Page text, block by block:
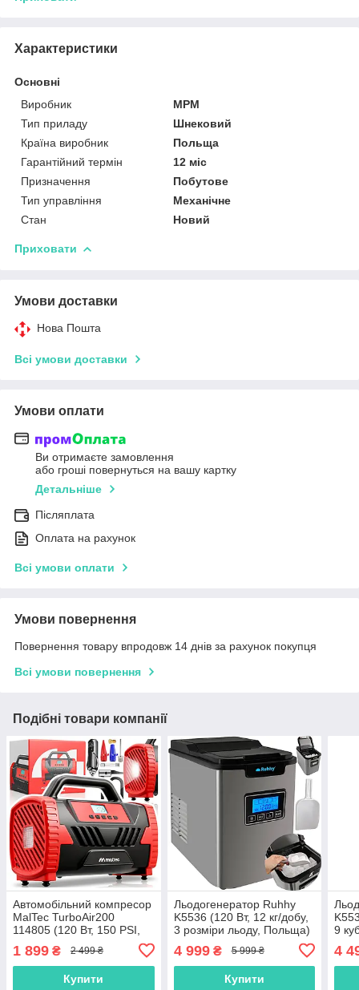
Характеристики
Основні
Виробник
MPM
Тип приладу
Шнековий
Країна виробник
Польща
Гарантійний термін
12 міс
Призначення
Побутове
Тип управління
Механічне
Стан
Новий
Приховати
Умови доставки
Нова Пошта
Всі умови доставки
Умови оплати
Ви отримаєте замовлення
або гроші повернуться на вашу картку
Детальніше
Післяплата
Оплата на рахунок
Всі умови оплати
Умови повернення
Повернення товару впродовж 14 днів за рахунок покупця
Всі умови повернення
Подібні товари компанії
Автомобільний компресор
MalTec TurboAir200
114805 (120 Вт, 150 PSI,
AC/DC 12V/230V, Польща)
1 899 ₴ 2 499 ₴
Купити
Льодогенератор Ruhhy
K5536 (120 Вт, 12 кг/добу,
3 розміри льоду, Польща)
4 999₴ 5 999 ₴
Купити
9
4